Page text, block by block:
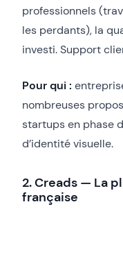
professionnels
les perdants), la
investi. Support
Pour qui :
nombreuses
startups en phase
d’identité visuelle.
2. Creads — La
française